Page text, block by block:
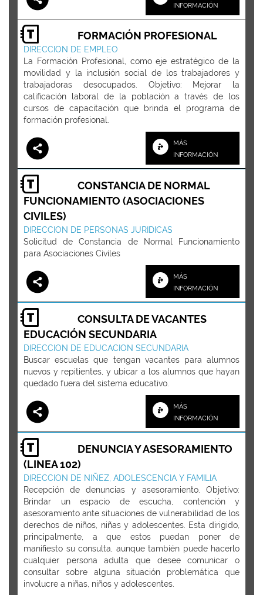
INFORMACIÓN
FORMACIÓN PROFESIONAL
DIRECCION DE EMPLEO
La Formación Profesional, como eje estratégico de la
movilidad y la inclusión social de los trabajadores y
trabajadoras desocupados. Objetivo: Mejorar la
calificación laboral de la población a través de los
cursos de capacitación que brinda el programa de
formación profesional.
MÁS
INFORMACIÓN
CONSTANCIA DE NORMAL
FUNCIONAMIENTO (ASOCIACIONES
CIVILES)
DIRECCION DE PERSONAS JURIDICAS
Solicitud de Constancia de Normal Funcionamiento
para Asociaciones Civiles
MÁS
INFORMACIÓN
CONSULTA DE VACANTES
EDUCACIÓN SECUNDARIA
DIRECCION DE EDUCACION SECUNDARIA
Buscar escuelas que tengan vacantes para alumnos
nuevos y repitientes, y ubicar a los alumnos que hayan
quedado fuera del sistema educativo.
MÁS
INFORMACIÓN
DENUNCIA Y ASESORAMIENTO
(LINEA 102)
DIRECCION DE NIÑEZ, ADOLESCENCIA Y FAMILIA
Recepción de denuncias y asesoramiento. Objetivo:
Brindar un espacio de escucha, contención y
asesoramiento ante situaciones de vulnerabilidad de los
derechos de niños, niñas y adolescentes. Esta dirigido,
principalmente, a que estos puedan poner de
manifiesto su consulta, aunque también puede hacerlo
cualquier persona adulta que desee comunicar o
consultar sobre alguna situación problemática que
involucre a niñas, niños y adolescentes.